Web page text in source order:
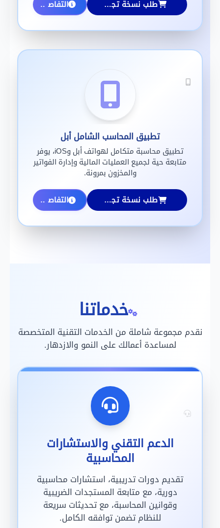
طلب نسخة تجريبية التفاصيل
تطبيق المحاسب الشامل أبل
تطبيق محاسبة متكامل لهواتف أبل وiOS، يوفر
متابعة حية لجميع العمليات المالية وإدارة الفواتير
والمخزون بمرونة.
طلب نسخة تجريبية التفاصيل
خدماتنا
نقدم مجموعة شاملة من الخدمات التقنية المتخصصة
لمساعدة أعمالك على النمو والازدهار.
الدعم التقني والاستشارات
المحاسبية
تقديم دورات تدريبية، استشارات محاسبية
دورية، مع متابعة المستجدات الضريبية
وقوانين المحاسبة، مع تحديثات سريعة
للنظام تضمن توافقه الكامل.